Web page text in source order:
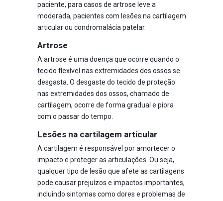
paciente, para casos de artrose leve a
moderada, pacientes com lesões na cartilagem
articular ou condromalácia patelar.
Artrose
A artrose é uma doença que ocorre quando o
tecido flexível nas extremidades dos ossos se
desgasta. O desgaste do tecido de proteção
nas extremidades dos ossos, chamado de
cartilagem, ocorre de forma gradual e piora
com o passar do tempo.
Lesões na cartilagem articular
A cartilagem é responsável por amortecer o
impacto e proteger as articulações. Ou seja,
qualquer tipo de lesão que afete as cartilagens
pode causar prejuízos e impactos importantes,
incluindo sintomas como dores e problemas de